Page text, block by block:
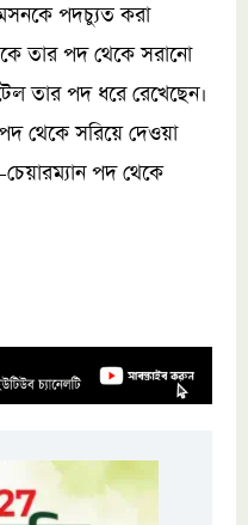
পদচ্যুত করা
তার পদ থেকে সরানো
তার পদ ধরে রেখেছেন।
পদ থেকে সরিয়ে দেওয়া
পদ থেকে